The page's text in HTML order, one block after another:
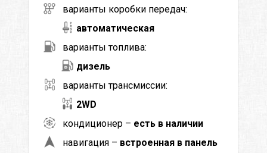
варианты коробки передач:
автоматическая
варианты топлива:
дизель
варианты трансмиссии:
2WD
кондиционер – есть в наличии
навигация – встроенная в панель